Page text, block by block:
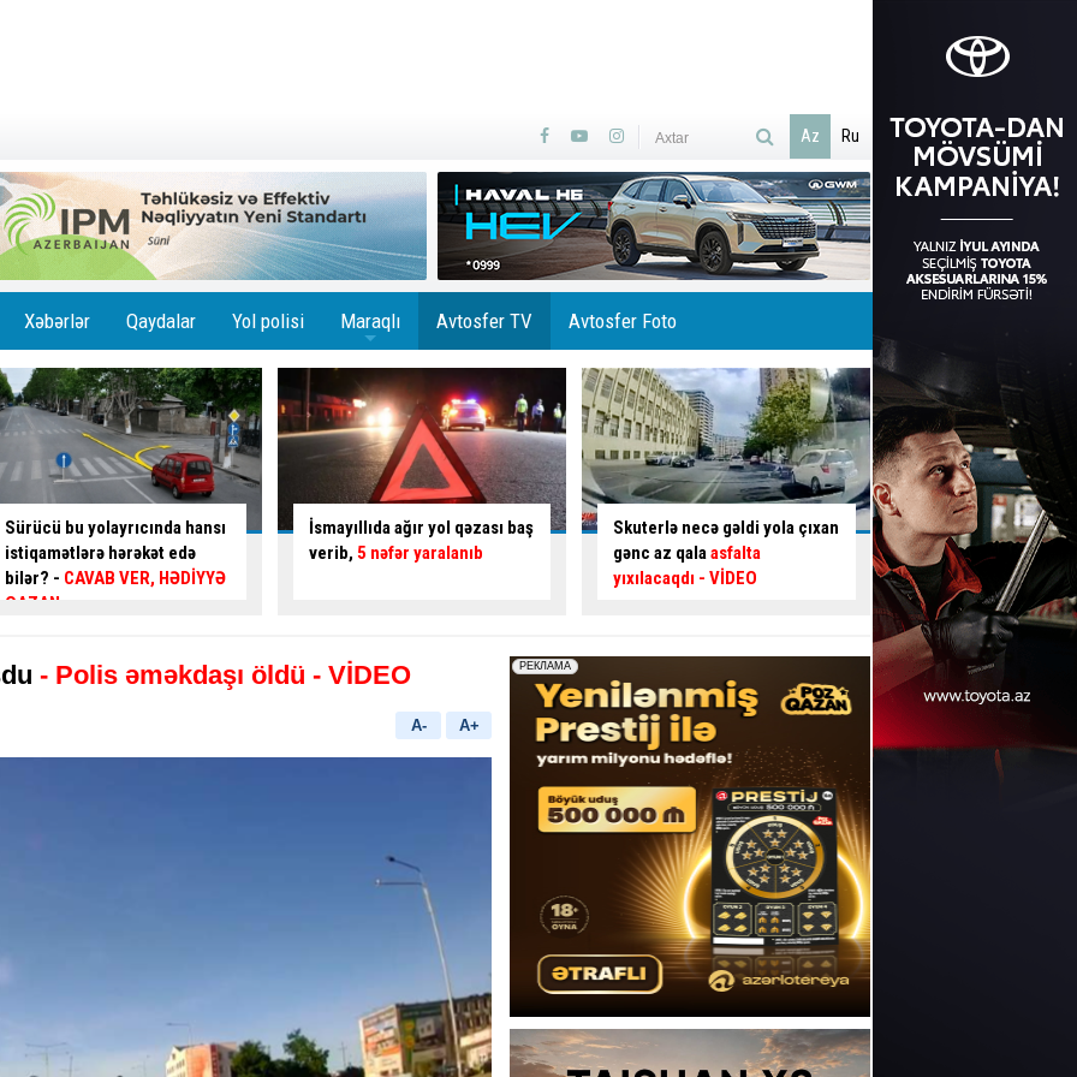
Az Ru
Xəbərlər Qaydalar Yol polisi Maraqlı Avtosfer TV Avtosfer Foto
İsmayıllıda ağır yol qəzası baş
verib,5 nəfər yaralanıb
Skuterlə necə gəldi yola çıxan
gənc az qalaasfalta
İsti hava avtomobilə necə
təsir edir? –Usta AÇIQLADI
Ölümlə yadda qalan
təhlükəli ötmə -
şəraiti yaratdı-
- Polis əməkdaşı öldü - VİDEO
A- A+